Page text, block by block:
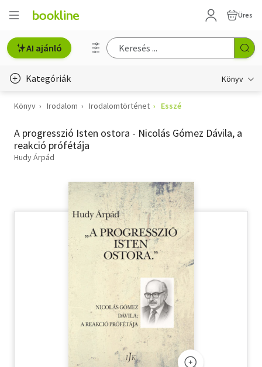
Üres
AI ajánló
Kategóriák Könyv
Életmód, egészség
Erotika
Gyermek- és ifjúsági
Hobbi, szabadidő
Tankönyv, segédkönyv
Természettudomány
Könyv Irodalom Irodalomtörténet Esszé
A progresszió Isten ostora - Nicolás Gómez Dávila, a
reakció prófétája
Hudy Árpád